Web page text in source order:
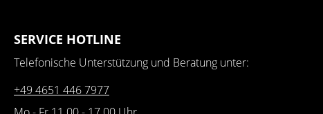
SERVICE HOTLINE
Telefonische Unterstützung und Beratung unter:
+49 4651 446 7977